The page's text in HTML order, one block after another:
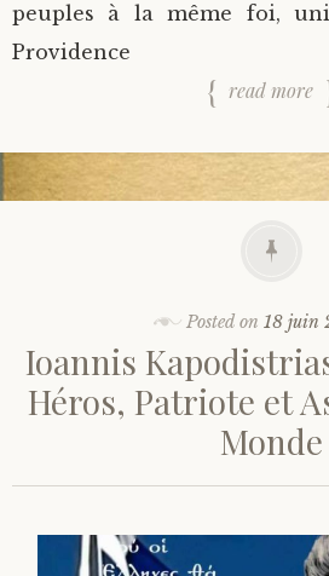
peuples à la même foi,
read more
Posted on18 juin
Ioannis
Héros, Patriote et
Monde